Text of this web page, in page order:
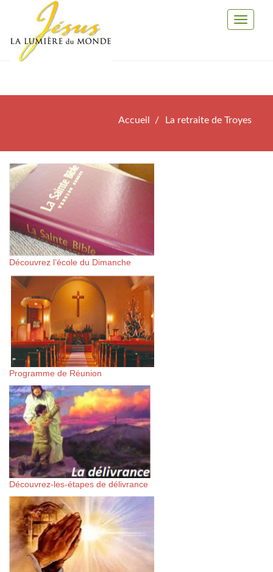
Toggle
Accueil La retraite de Troyes
Découvrez l’école du Dimanche
Programme de Réunion
Découvrez-les-étapes de délivrance